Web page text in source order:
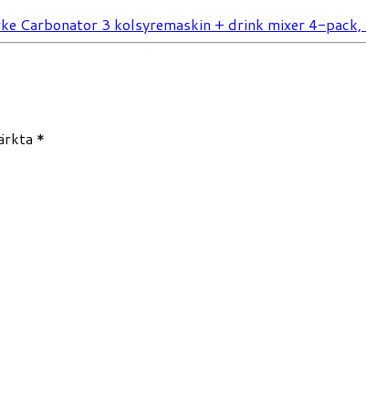
Carbonator 3 kolsyremaskin + drink mixer 4-pack,
*